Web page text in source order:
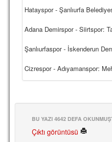
SPONSORLAR
TARİHÇE
Hatayspor - Şanlıurfa
Adana Demirspor - Siirtspor:
Şanlıurfaspor - İskenderun
Cizrespor - Adıyamanspor:
BU YAZI 4642 DEFA
Çıktı görüntüsü